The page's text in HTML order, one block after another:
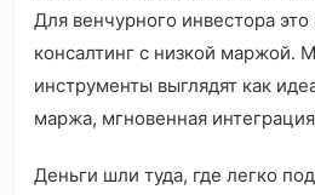
Для венчурного инвестора это
консалтинг с низкой маржой.
инструменты выглядят как
маржа, мгновенная
Деньги шли туда, где легко